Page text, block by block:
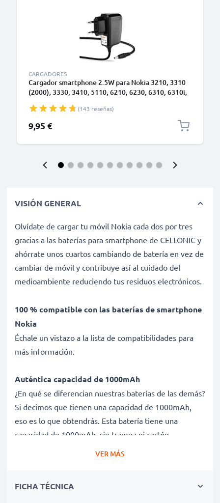
CARGADORES
Cargador smartphone 2.5W para Nokia 3210, 3310
(2000), 3330, 3410, 5110, 6210, 6230, 6310, 6310i,
con cable carga de 1.4m para teléfonos móviles
(143 reseñas)
9,95 €
VISIÓN GENERAL
Olvídate de cargar tu móvil Nokia cada dos por tres
gracias a las baterías para smartphone de CELLONIC y
ahórrate unos cuartos cambiando de batería en vez de
cambiar de móvil y contribuye así al cuidado del
medioambiente reduciendo tus residuos electrónicos.
100 % compatible con las baterías de smartphone
Nokia
Échale un vistazo a la lista de compatibilidades para
más información.
Auténtica capacidad de 1000mAh
¿En qué se diferencian nuestras baterías de las demás?
Si decimos que tienen una capacidad de 1000mAh,
eso es lo que obtendrás. Esta batería tiene una
capacidad de 1000mAh, sin trampa ni cartón.
rendimiento y potencia durante un gran número de
VER MÁS
FICHA TÉCNICA